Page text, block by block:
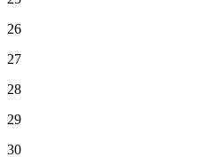
26
27
28
29
30